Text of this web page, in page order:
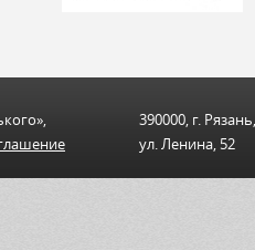
390000, г. Рязань,
ул. Ленина, 52